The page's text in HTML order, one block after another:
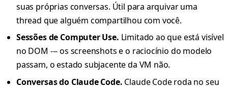
suas próprias conversas. Útil para arquivar uma
thread que alguém compartilhou com você.
Sessões de Computer Use. Limitado ao que está visível
no DOM --- os screenshots e o raciocínio do modelo
passam, o estado subjacente da VM não.
Conversas do Claude Code. Claude Code roda no seu